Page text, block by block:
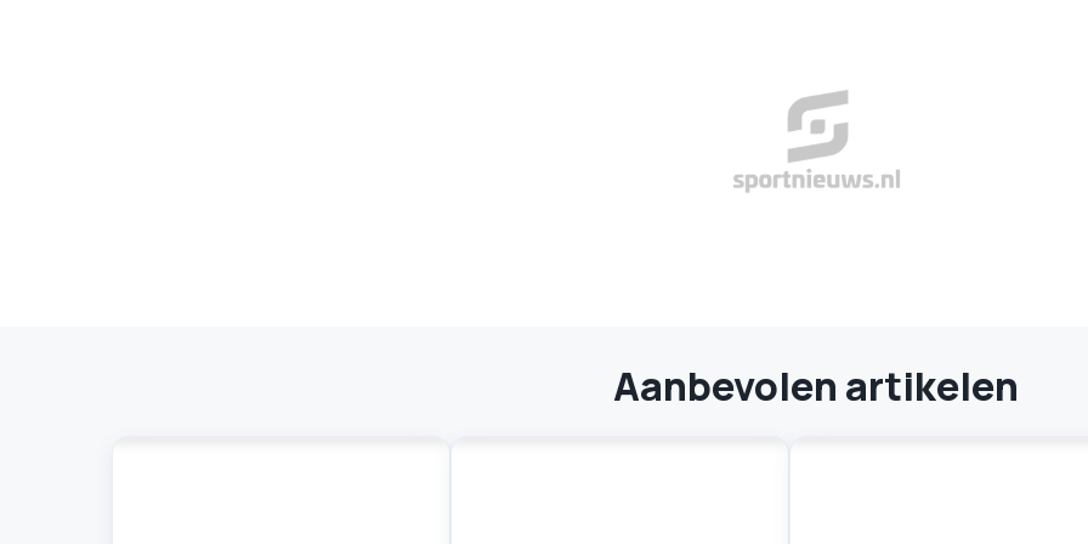
Aanbevolen artikelen